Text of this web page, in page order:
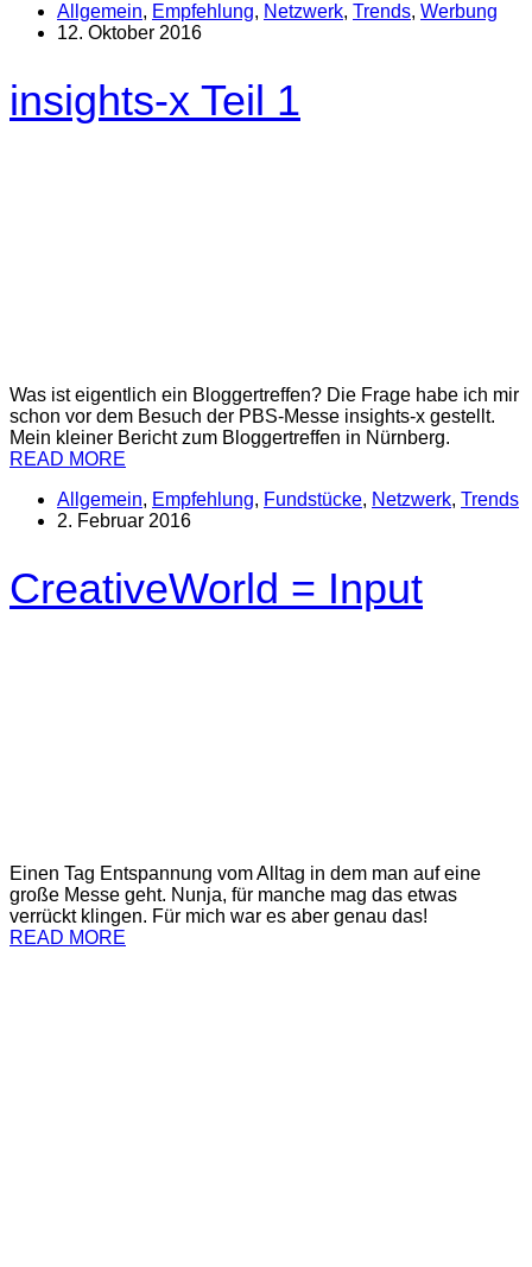
Allgemein, Empfehlung, Netzwerk, Trends, Werbung
12. Oktober 2016
insights-x Teil 1
Was ist eigentlich ein Bloggertreffen? Die Frage habe ich mir
schon vor dem Besuch der PBS-Messe insights-x gestellt.
Mein kleiner Bericht zum Bloggertreffen in Nürnberg.
READ MORE
Allgemein, Empfehlung, Fundstücke, Netzwerk, Trends
2. Februar 2016
CreativeWorld = Input
Einen Tag Entspannung vom Alltag in dem man auf eine
große Messe geht. Nunja, für manche mag das etwas
verrückt klingen. Für mich war es aber genau das!
READ MORE